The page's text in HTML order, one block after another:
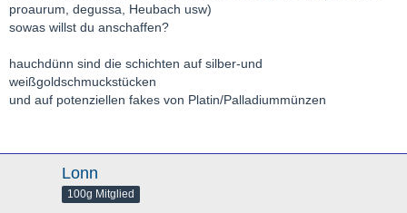
proaurum, degussa, Heubach usw)
sowas willst du anschaffen?
hauchdünn sind die schichten auf silber-und
weißgoldschmuckstücken
und auf potenziellen fakes von Platin/Palladiummünzen
Lonn
100g Mitglied